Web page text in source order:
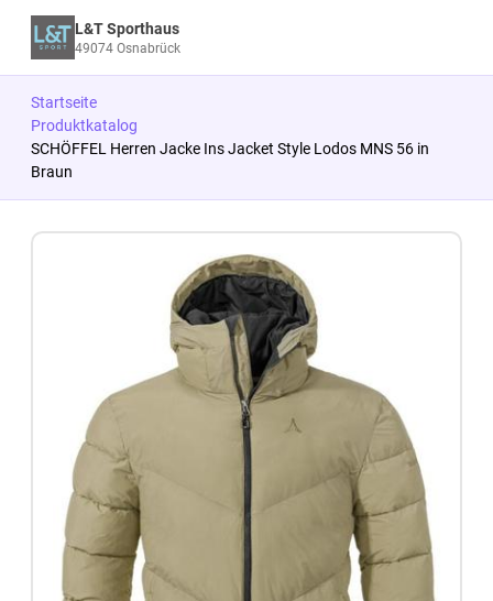
L&T Sporthaus
49074 Osnabrück
Startseite
Produktkatalog
SCHÖFFEL Herren Jacke Ins Jacket Style Lodos MNS 56 in
Braun